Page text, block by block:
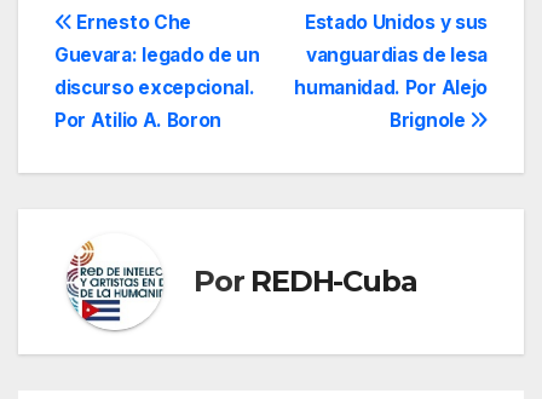
Navegación
de
entradas
Estado Unidos y sus
vanguardias de lesa
humanidad. Por Alejo
Brignole
Ernesto Che
Guevara: legado de un
discurso excepcional.
Por Atilio A. Boron
Por REDH-Cuba